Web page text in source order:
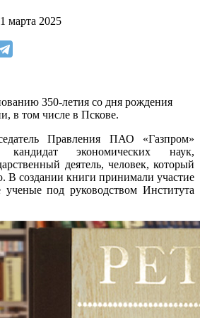
марта 2025
350-летия со дня рождения
в том числе в Пскове.
Правления ПАО «Газпром»
экономических наук,
деятель, человек, который
В создании книги принимали участие
ученые под руководством Института